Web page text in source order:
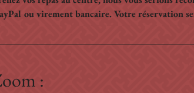
ou virement bancaire. Votre réservation
: